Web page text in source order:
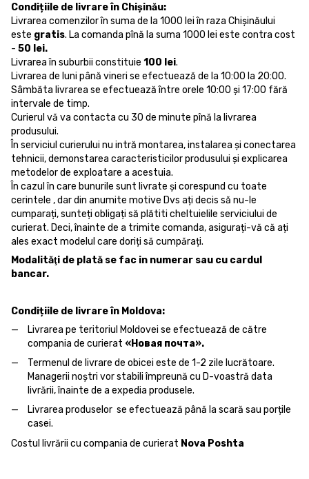
Condițiile de livrare în Chișinău:
Livrarea comenzilor în suma de la 1000 lei în raza Chișinăului
este gratis. La comanda pînă la suma 1000 lei este contra cost
- 50 lei.
Livrarea în suburbii constituie 100 lei.
Livrarea de luni până vineri se efectuează de la 10:00 la 20:00.
Sâmbăta livrarea se efectuează între orele 10:00 și 17:00 fără
intervale de timp.
Curierul vă va contacta cu 30 de minute pînă la livrarea
produsului.
În serviciul curierului nu intră montarea, instalarea și conectarea
tehnicii, demonstarea caracteristicilor produsului și explicarea
metodelor de exploatare a acestuia.
În cazul în care bunurile sunt livrate și corespund cu toate
cerintele , dar din anumite motive Dvs ați decis să nu-le
cumparați, sunteți obligați să plătiti cheltuielile serviciului de
curierat. Deci, înainte de a trimite comanda, asigurați-vă că ați
ales exact modelul care doriți să cumpărați.
Modalităţi de plată se fac in numerar sau cu cardul
bancar.
Condițiile de livrare în Moldova:
Livrarea pe teritoriul Moldovei se efectuează de către
compania de curierat «Новая почта».
Termenul de livrare de obicei este de 1-2 zile lucrătoare.
Managerii noștri vor stabili împreună cu D-voastră data
livrării, înainte de a expedia produsele.
Livrarea produselor se efectuează până la scară sau porțile
casei.
Costul livrării cu compania de curierat Nova Poshta